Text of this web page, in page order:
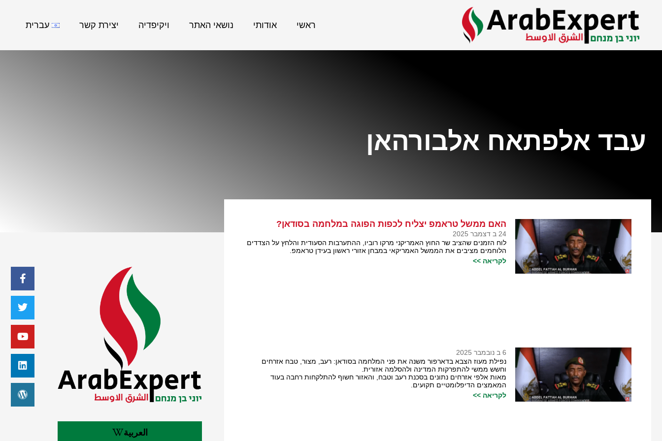
ראשי אודותי נושאי האתר ויקיפדיה יצירת קשר עברית
עבד אלפתאח אלבורהאן
האם ממשל טראמפ יצליח לכפות הפוגה במלחמה בסודאן?
24 ב דצמבר 2025
לוח הזמנים שהציב שר החוץ האמריקני מרקו רוביו, ההתערבות הסעודית והלחץ על הצדדים
הלוחמים מציבים את הממשל האמריקאי במבחן אזורי ראשון בעידן טראמפ.
לקריאה >>
6 ב נובמבר 2025
נפילת מעוז הצבא בדארפור משנה את פני המלחמה בסודאן: רעב, מצור, טבח אזרחים
וחשש ממשי להתפרקות המדינה ולהסלמה אזורית.
מאות אלפי אזרחים נתונים בסכנת רעב וטבח, והאזור חשוף להתלקחות רחבה בעוד
המאמצים הדיפלומטיים תקועים.
לקריאה >>
العربية